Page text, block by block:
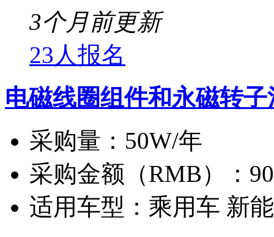
3个月前更新
23人报名
电磁线圈组件和永磁转
采购量： 50W/年
采购金额（RMB）：
适用车型： 乘用车 新